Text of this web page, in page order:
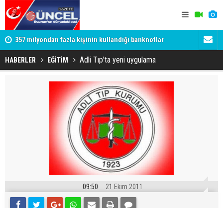
357 milyondan fazla kişinin kullandığı banknotlar
değişiyor
Oltu
HABERLER EĞİTİM Adli Tıp'ta yeni uygulama
09:50 21 Ekim 2011